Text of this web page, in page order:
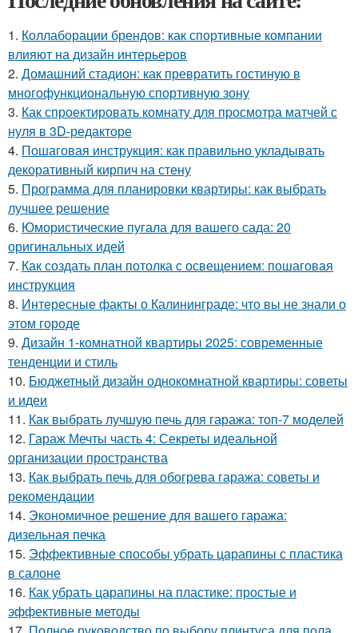
1. Коллаборации брендов: как спортивные компании
влияют на дизайн интерьеров
2. Домашний стадион: как превратить гостиную в
многофункциональную спортивную зону
3. Как спроектировать комнату для просмотра матчей с
нуля в 3D-редакторе
4. Пошаговая инструкция: как правильно укладывать
декоративный кирпич на стену
5. Программа для планировки квартиры: как выбрать
лучшее решение
6. Юмористические пугала для вашего сада: 20
оригинальных идей
7. Как создать план потолка с освещением: пошаговая
инструкция
8. Интересные факты о Калининграде: что вы не знали о
этом городе
9. Дизайн 1-комнатной квартиры 2025: современные
тенденции и стиль
10. Бюджетный дизайн однокомнатной квартиры: советы
и идеи
11. Как выбрать лучшую печь для гаража: топ-7 моделей
12. Гараж Мечты часть 4: Секреты идеальной
организации пространства
13. Как выбрать печь для обогрева гаража: советы и
рекомендации
14. Экономичное решение для вашего гаража:
дизельная печка
15. Эффективные способы убрать царапины с пластика
в салоне
16. Как убрать царапины на пластике: простые и
эффективные методы